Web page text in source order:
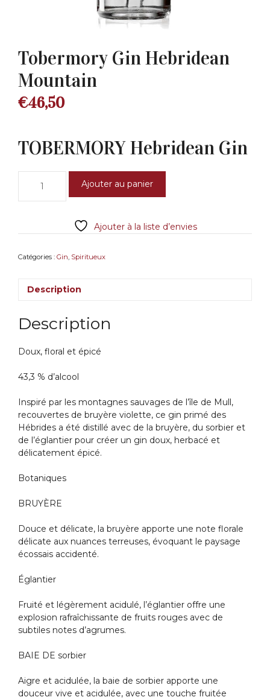
Tobermory Gin Hebridean
Mountain
€46,50
TOBERMORY Hebridean Gin
Tobermory
Ajouter au panier
Ajouter à la liste d’envies
Catégories : Gin Spiritueux
Description
Description
Doux, floral et épicé
43,3 % d’alcool
Inspiré par les montagnes sauvages de l’île de Mull,
recouvertes de bruyère violette, ce gin primé des
Hébrides a été distillé avec de la bruyère, du sorbier et
de l’églantier pour créer un gin doux, herbacé et
délicatement épicé.
Botaniques
BRUYÈRE
Douce et délicate, la bruyère apporte une note florale
délicate aux nuances terreuses, évoquant le paysage
écossais accidenté.
Églantier
Fruité et légèrement acidulé, l’églantier offre une
explosion rafraîchissante de fruits rouges avec de
subtiles notes d’agrumes.
BAIE DE sorbier
Aigre et acidulée, la baie de sorbier apporte une
douceur vive et acidulée, avec une touche fruitée